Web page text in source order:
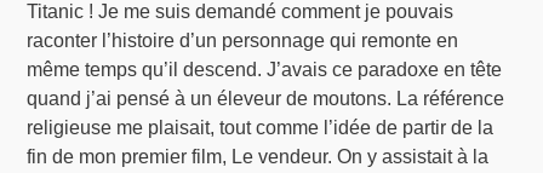
Titanic ! Je me suis demandé comment je pouvais
raconter l’histoire d’un personnage qui remonte en
même temps qu’il descend. J’avais ce paradoxe en tête
quand j’ai pensé à un éleveur de moutons. La référence
religieuse me plaisait, tout comme l’idée de partir de la
fin de mon premier film, Le vendeur. On y assistait à la